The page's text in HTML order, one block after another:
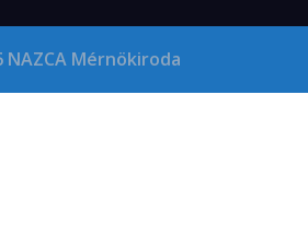
NAZCA Mérnökiroda